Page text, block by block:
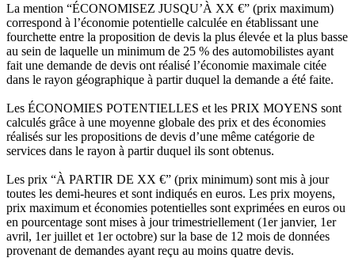
La mention “ÉCONOMISEZ JUSQU’À XX €” (prix maximum)
correspond à l’économie potentielle calculée en établissant une
fourchette entre la proposition de devis la plus élevée et la plus basse
au sein de laquelle un minimum de 25 % des automobilistes ayant
fait une demande de devis ont réalisé l’économie maximale citée
dans le rayon géographique à partir duquel la demande a été faite.
Les ÉCONOMIES POTENTIELLES et les PRIX MOYENS sont
calculés grâce à une moyenne globale des prix et des économies
réalisés sur les propositions de devis d’une même catégorie de
services dans le rayon à partir duquel ils sont obtenus.
Les prix “À PARTIR DE XX €” (prix minimum) sont mis à jour
toutes les demi-heures et sont indiqués en euros. Les prix moyens,
prix maximum et économies potentielles sont exprimées en euros ou
en pourcentage sont mises à jour trimestriellement (1er janvier, 1er
avril, 1er juillet et 1er octobre) sur la base de 12 mois de données
provenant de demandes ayant reçu au moins quatre devis.